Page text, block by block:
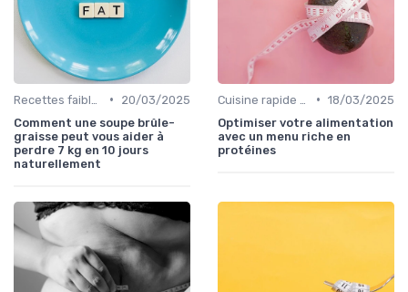
•
20/03/2025
Comment une soupe brûle-
graisse peut vous aider à
perdre 7 kg en 10 jours
naturellement
• 18/03/2025
Optimiser votre alimentation
avec un menu riche en
protéines